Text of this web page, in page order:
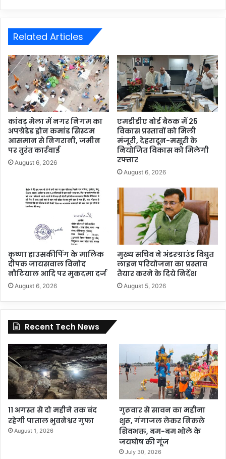
Related Articles
कांवड़ मेला में नगर निगम का
अपग्रेडेड ड्रोन कमांड सिस्टम
आसमान से निगरानी, जमीन
पर तुरंत कार्रवाई
August 6, 2026
एमडीडीए बोर्ड बैठक में 25
विकास प्रस्तावों को मिली
मंजूरी, देहरादून-मसूरी के
नियोजित विकास को मिलेगी
रफ्तार
August 6, 2026
कृष्णा हाउसकीपिंग के मालिक
दीपक जायसवाल विनोद
नौटियाल आदि पर मुकदमा दर्ज
August 6, 2026
मुख्य सचिव ने अंडरग्राउंड विद्युत
लाइन परियोजना का प्रस्ताव
तैयार करने के दिये निर्देश
August 5, 2026
Recent Tech News
11 अगस्त से दो महीने तक बंद
रहेगी पाताल भुवनेश्वर गुफा
August 1, 2026
गुरूवार से सावन का महीना
शुरू, गंगाजल लेकर निकले
शिवभक्त, बम-बम भोले के
जयघोष की गूंज
July 30, 2026